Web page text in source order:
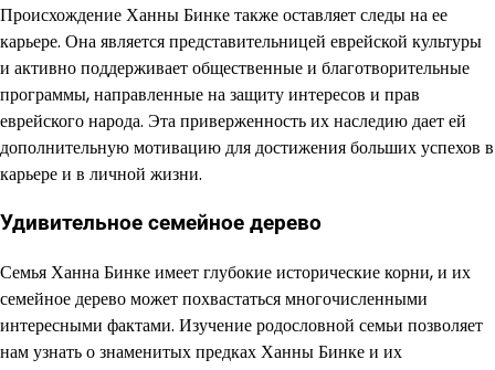
Происхождение Ханны Бинке также оставляет следы на ее
карьере. Она является представительницей еврейской культуры
и активно поддерживает общественные и благотворительные
программы, направленные на защиту интересов и прав
еврейского народа. Эта приверженность их наследию дает ей
дополнительную мотивацию для достижения больших успехов в
карьере и в личной жизни.
Удивительное семейное дерево
Семья Ханна Бинке имеет глубокие исторические корни, и их
семейное дерево может похвастаться многочисленными
интересными фактами. Изучение родословной семьи позволяет
нам узнать о знаменитых предках Ханны Бинке и их